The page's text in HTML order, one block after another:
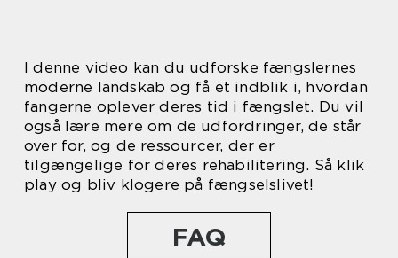
I denne video kan du udforske fængslernes
moderne landskab og få et indblik i, hvordan
fangerne oplever deres tid i fængslet. Du vil
også lære mere om de udfordringer, de står
over for, og de ressourcer, der er
tilgængelige for deres rehabilitering. Så klik
play og bliv klogere på fængselslivet!
FAQ